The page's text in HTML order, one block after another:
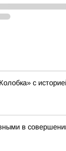
с
в